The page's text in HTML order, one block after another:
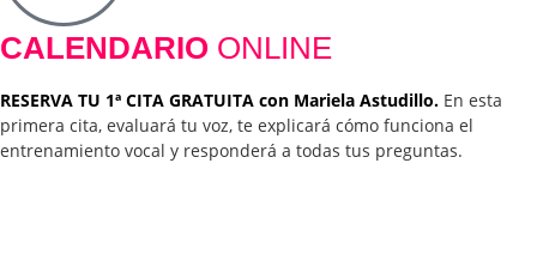
CALENDARIO ONLINE
RESERVA TU 1ª CITA GRATUITA con Mariela Astudillo. En esta
primera cita, evaluará tu voz, te explicará cómo funciona el
entrenamiento vocal y responderá a todas tus preguntas.